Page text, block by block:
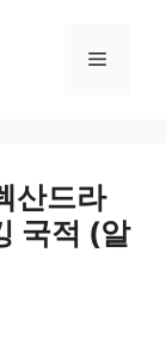
메
산드라
국적 (알